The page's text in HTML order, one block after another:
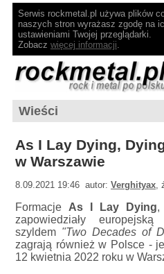
Serwis rockmetal.pl używa plików
naszych stron wyrażasz zgodę na
ustawieniami Twojej przeglądarki.
Zobacz więcej informacji.
Wieści
As I Lay Dying,
w Warszawie
8.09.2021 19:46 autor:Verghityax,
Formacje As I Lay Dying,
zapowiedziały
szyldem "Two Decades of
zagrają również w Polsce -
12 kwietnia 2022 roku w